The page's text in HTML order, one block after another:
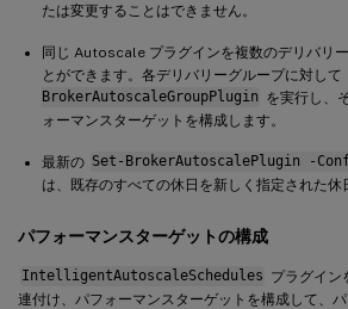
たは変更することはできません。
同じ Autoscale プラグインを複数のデリバリ
とができます。各デリバリーグループに対して
BrokerAutoscaleGroupPlugin を実行し、
ォーマンスターゲットを構成します。
最新の Set-BrokerAutoscalePlugin -
は、既存のすべての休日を新しく指定された休
パフォーマンスターゲットの構成
IntelligentAutoscaleSchedules プラグイン
連付け、パフォーマンスターゲットを構成して、